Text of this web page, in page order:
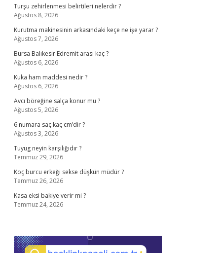
Turşu zehirlenmesi belirtileri nelerdir ?
Ağustos 8, 2026
Kurutma makinesinin arkasındaki keçe ne işe yarar ?
Ağustos 7, 2026
Bursa Balıkesir Edremit arası kaç ?
Ağustos 6, 2026
Kuka ham maddesi nedir ?
Ağustos 6, 2026
Avcı böreğine salça konur mu ?
Ağustos 5, 2026
6 numara saç kaç cm’dir ?
Ağustos 3, 2026
Tuyug neyin karşılığıdır ?
Temmuz 29, 2026
Koç burcu erkeği sekse düşkün müdür ?
Temmuz 26, 2026
Kasa eksi bakiye verir mi ?
Temmuz 24, 2026